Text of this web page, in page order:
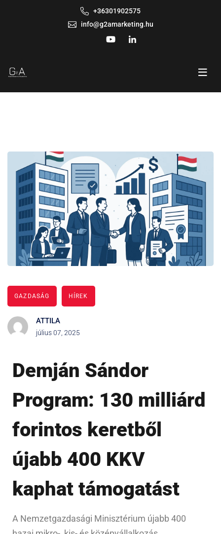
+36301902575
info@g2amarketing.hu
GAZDASÁG HÍREK
ATTILA
július 07, 2025
Demján Sándor
Program: 130 milliárd
forintos keretből
újabb 400 KKV
kaphat támogatást
A Nemzetgazdasági Minisztérium újabb 400